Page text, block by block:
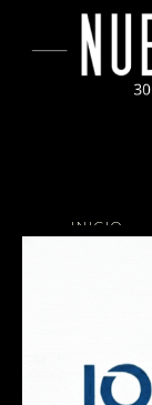
INICIO